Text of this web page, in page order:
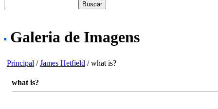
Galeria de Imagens
Principal /James Hetfield / what is?
what is?